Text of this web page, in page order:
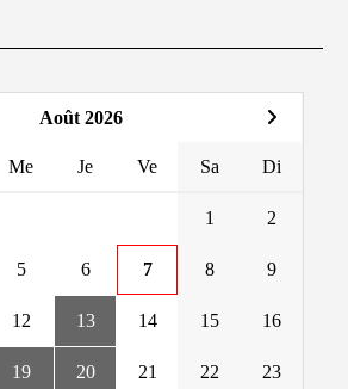
Août 2026
Me Je Ve Sa Di
1 2
5 6 7 8 9
12 13 14 15 16
19 20 21 22 23